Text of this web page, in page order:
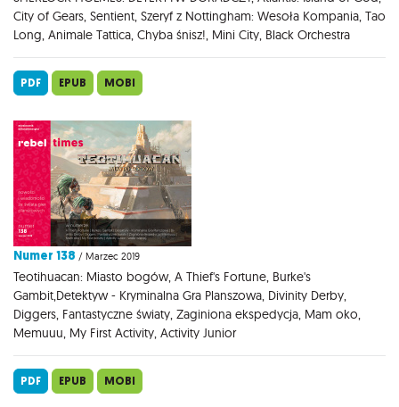
City of Gears, Sentient, Szeryf z Nottingham: Wesoła Kompania, Tao
Long, Animale Tattica, Chyba śnisz!, Mini City, Black Orchestra
PDF EPUB MOBI
Numer 138 / Marzec 2019
Teotihuacan: Miasto bogów, A Thief's Fortune, Burke's
Gambit,Detektyw - Kryminalna Gra Planszowa, Divinity Derby,
Diggers, Fantastyczne światy, Zaginiona ekspedycja, Mam oko,
Memuuu, My First Activity, Activity Junior
PDF EPUB MOBI